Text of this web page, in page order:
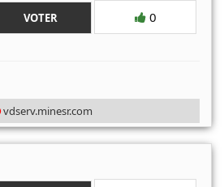
VOTER 0
vdserv.minesr.com